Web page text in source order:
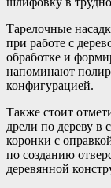
Тарелочные
при работе с
обработке и
напоминают
конфигурацией.
Также стоит
дрели по дереву в
коронки с
по созданию
деревянной